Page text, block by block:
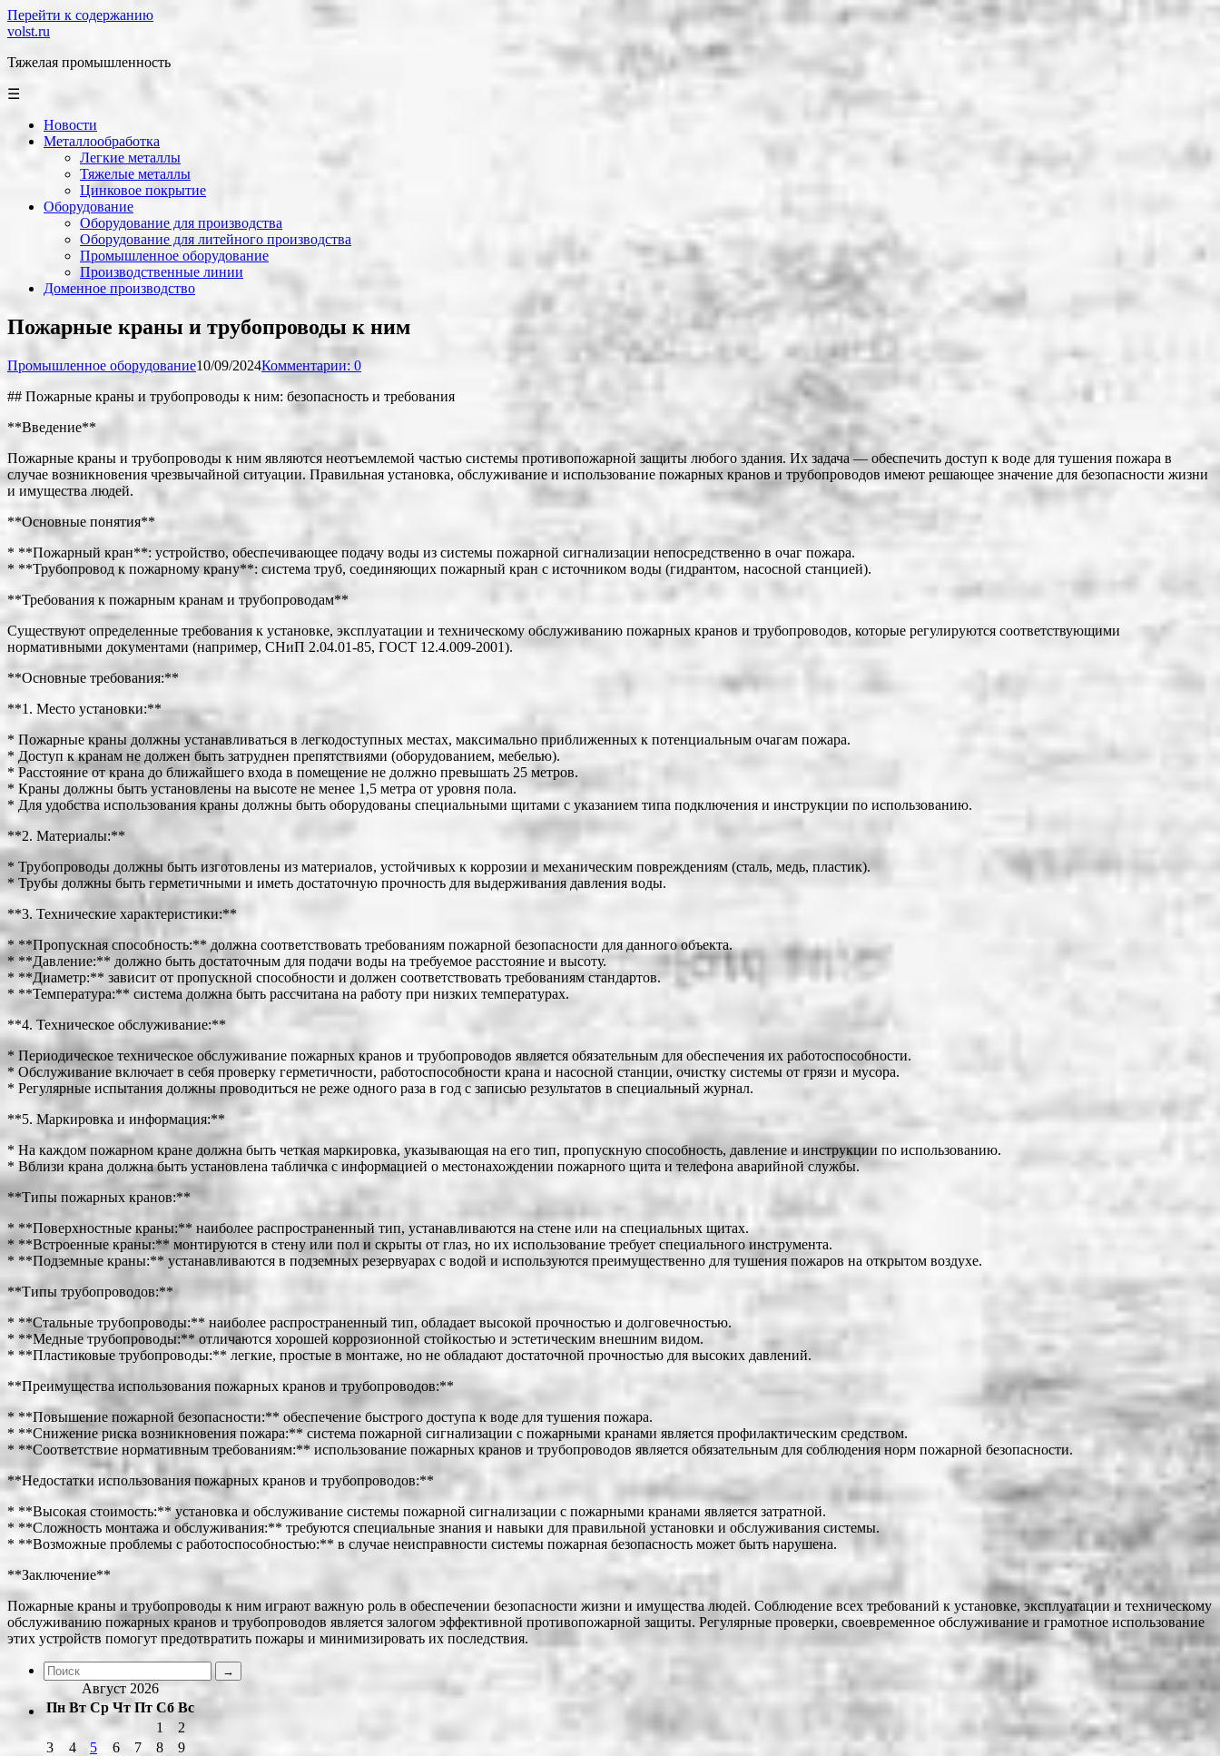
Перейти к содержанию
volst.ru
Тяжелая промышленность
☰
Новости
Металлообработка
Легкие металлы
Тяжелые металлы
Цинковое покрытие
Оборудование
Оборудование для производства
Оборудование для литейного производства
Промышленное оборудование
Производственные линии
Доменное производство
Пожарные краны и трубопроводы к ним
Промышленное оборудование10/09/2024Комментарии: 0
## Пожарные краны и трубопроводы к ним: безопасность и требования
**Введение**
Пожарные краны и трубопроводы к ним являются неотъемлемой частью системы противопожарной защиты любого здания. Их задача — обеспечить доступ к воде для тушения пожара в
случае возникновения чрезвычайной ситуации. Правильная установка, обслуживание и использование пожарных кранов и трубопроводов имеют решающее значение для безопасности жизни
и имущества людей.
**Основные понятия**
* **Пожарный кран**: устройство, обеспечивающее подачу воды из системы пожарной сигнализации непосредственно в очаг пожара.
* **Трубопровод к пожарному крану**: система труб, соединяющих пожарный кран с источником воды (гидрантом, насосной станцией).
**Требования к пожарным кранам и трубопроводам**
Существуют определенные требования к установке, эксплуатации и техническому обслуживанию пожарных кранов и трубопроводов, которые регулируются соответствующими
нормативными документами (например, СНиП 2.04.01-85, ГОСТ 12.4.009-2001).
**Основные требования:**
**1. Место установки:**
* Пожарные краны должны устанавливаться в легкодоступных местах, максимально приближенных к потенциальным очагам пожара.
* Доступ к кранам не должен быть затруднен препятствиями (оборудованием, мебелью).
* Расстояние от крана до ближайшего входа в помещение не должно превышать 25 метров.
* Краны должны быть установлены на высоте не менее 1,5 метра от уровня пола.
* Для удобства использования краны должны быть оборудованы специальными щитами с указанием типа подключения и инструкции по использованию.
**2. Материалы:**
* Трубопроводы должны быть изготовлены из материалов, устойчивых к коррозии и механическим повреждениям (сталь, медь, пластик).
* Трубы должны быть герметичными и иметь достаточную прочность для выдерживания давления воды.
**3. Технические характеристики:**
* **Пропускная способность:** должна соответствовать требованиям пожарной безопасности для данного объекта.
* **Давление:** должно быть достаточным для подачи воды на требуемое расстояние и высоту.
* **Диаметр:** зависит от пропускной способности и должен соответствовать требованиям стандартов.
* **Температура:** система должна быть рассчитана на работу при низких температурах.
**4. Техническое обслуживание:**
* Периодическое техническое обслуживание пожарных кранов и трубопроводов является обязательным для обеспечения их работоспособности.
* Обслуживание включает в себя проверку герметичности, работоспособности крана и насосной станции, очистку системы от грязи и мусора.
* Регулярные испытания должны проводиться не реже одного раза в год с записью результатов в специальный журнал.
**5. Маркировка и информация:**
* На каждом пожарном кране должна быть четкая маркировка, указывающая на его тип, пропускную способность, давление и инструкции по использованию.
* Вблизи крана должна быть установлена табличка с информацией о местонахождении пожарного щита и телефона аварийной службы.
**Типы пожарных кранов:**
* **Поверхностные краны:** наиболее распространенный тип, устанавливаются на стене или на специальных щитах.
* **Встроенные краны:** монтируются в стену или пол и скрыты от глаз, но их использование требует специального инструмента.
* **Подземные краны:** устанавливаются в подземных резервуарах с водой и используются преимущественно для тушения пожаров на открытом воздухе.
**Типы трубопроводов:**
* **Стальные трубопроводы:** наиболее распространенный тип, обладает высокой прочностью и долговечностью.
* **Медные трубопроводы:** отличаются хорошей коррозионной стойкостью и эстетическим внешним видом.
* **Пластиковые трубопроводы:** легкие, простые в монтаже, но не обладают достаточной прочностью для высоких давлений.
**Преимущества использования пожарных кранов и трубопроводов:**
* **Повышение пожарной безопасности:** обеспечение быстрого доступа к воде для тушения пожара.
* **Снижение риска возникновения пожара:** система пожарной сигнализации с пожарными кранами является профилактическим средством.
* **Соответствие нормативным требованиям:** использование пожарных кранов и трубопроводов является обязательным для соблюдения норм пожарной безопасности.
**Недостатки использования пожарных кранов и трубопроводов:**
* **Высокая стоимость:** установка и обслуживание системы пожарной сигнализации с пожарными кранами является затратной.
* **Сложность монтажа и обслуживания:** требуются специальные знания и навыки для правильной установки и обслуживания системы.
* **Возможные проблемы с работоспособностью:** в случае неисправности системы пожарная безопасность может быть нарушена.
**Заключение**
Пожарные краны и трубопроводы к ним играют важную роль в обеспечении безопасности жизни и имущества людей. Соблюдение всех требований к установке, эксплуатации и техническому
обслуживанию пожарных кранов и трубопроводов является залогом эффективной противопожарной защиты. Регулярные проверки, своевременное обслуживание и грамотное использование
этих устройств помогут предотвратить пожары и минимизировать их последствия.
Август 2026
Пн Вт Ср Чт Пт Сб Вс
1
2
3
4 5 6 7 8
9